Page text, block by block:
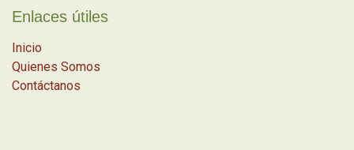
Enlaces útiles
Inicio
Quienes Somos
Contáctanos